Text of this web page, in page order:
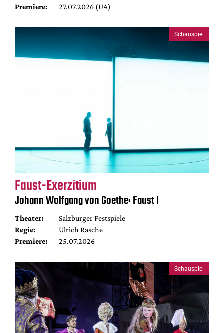
Premiere:
27.07.2026 (UA)
Schauspiel
Faust-Exerzitium
Johann Wolfgang von Goethe: Faust I
Theater:
Salzburger Festspiele
Regie:
Ulrich Rasche
Premiere:
25.07.2026
Schauspiel